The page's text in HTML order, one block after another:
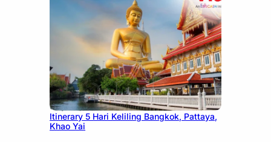
July 20, 2026
Itinerary 5 Hari Keliling Bangkok, Pattaya,
Khao Yai